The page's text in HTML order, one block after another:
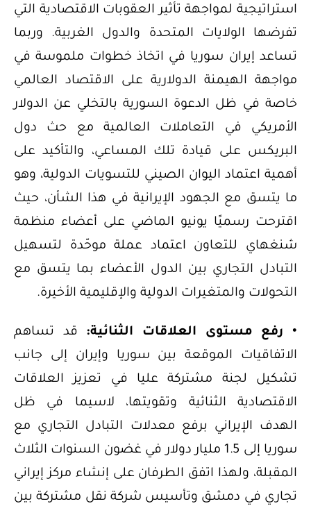
استراتيجية لمواجهة تأثير العقوبات الاقتصادية التي
تفرضها الولايات المتحدة والدول الغربية. وربما
تساعد إيران سوريا في اتخاذ خطوات ملموسة في
مواجهة الهيمنة الدولارية على الاقتصاد العالمي
خاصة في ظل الدعوة السورية بالتخلي عن الدولار
الأمريكي في التعاملات العالمية مع حث دول
البريكس على قيادة تلك المساعي، والتأكيد على
أهمية اعتماد اليوان الصيني للتسويات الدولية، وهو
ما يتسق مع الجهود الإيرانية في هذا الشأن، حيث
اقترحت رسميًا يونيو الماضي على أعضاء منظمة
شنغهاي للتعاون اعتماد عملة موحّدة لتسهيل
التبادل التجاري بين الدول الأعضاء بما يتسق مع
التحولات والمتغيرات الدولية والإقليمية الأخيرة.
• رفع مستوى العلاقات الثنائية:
قد تساهم
الاتفاقيات الموقعة بين سوريا وإيران إلى جانب
تشكيل لجنة مشتركة عليا في تعزيز العلاقات
الاقتصادية الثنائية وتقويتها، لاسيما في ظل
الهدف الإيراني برفع معدلات التبادل التجاري مع
سوريا إلى 1.5 مليار دولار في غضون السنوات الثلاث
المقبلة، ولهذا اتفق الطرفان على إنشاء مركز إيراني
تجاري في دمشق وتأسيس شركة نقل مشتركة بين